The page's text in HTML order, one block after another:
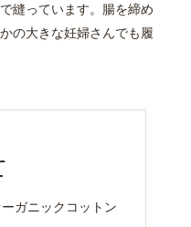
縫っています。腸を締め
の大きな妊婦さんでも履
ガニックコットン